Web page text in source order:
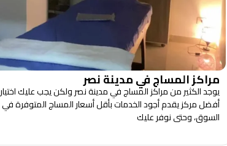
مراكز المساج في مدينة نصر
يوجد الكثير من مراكز المساج في مدينة نصر ولكن يجب عليك اختيار
أفضل مركز يقدم أجود الخدمات بأقل أسعار المساج المتوفرة في
السوق، وحتى نوفر عليك